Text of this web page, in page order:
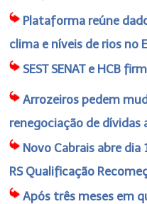
Plataforma reúne
clima e níveis de rios no
SEST SENAT e HCB
Arrozeiros pedem
renegociação de dívidas
Novo Cabrais abre
RS Qualificação
Após três meses em